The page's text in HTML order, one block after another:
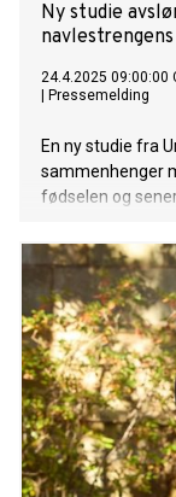
Ny studie
24.4.2025 09:00:00
Pressemelding
En ny studie fra
sammenhenger
fødselen og